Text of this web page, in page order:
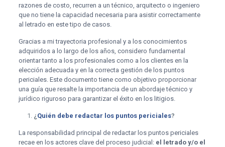
razones de costo, recurren a un técnico, arquitecto o ingeniero
que no tiene la capacidad necesaria para asistir correctamente
al letrado en este tipo de casos.
Gracias a mi trayectoria profesional y a los conocimientos
adquiridos a lo largo de los años, considero fundamental
orientar tanto a los profesionales como a los clientes en la
elección adecuada y en la correcta gestión de los puntos
periciales. Este documento tiene como objetivo proporcionar
una guía que resalte la importancia de un abordaje técnico y
jurídico riguroso para garantizar el éxito en los litigios.
¿ Quién debe redactar los puntos periciales?
La responsabilidad principal de redactar los puntos periciales
recae en los actores clave del proceso judicial: el letrado y/o el